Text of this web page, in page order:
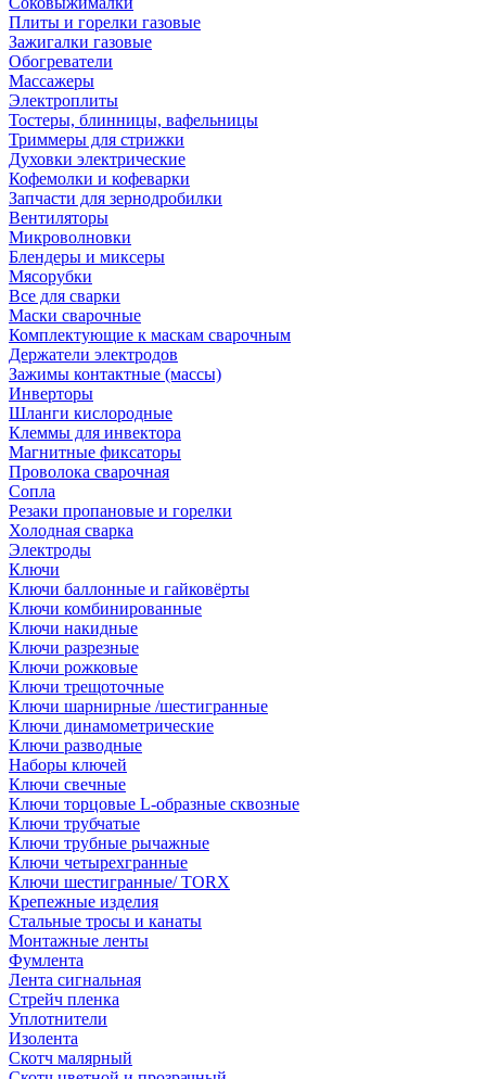
Плиты и горелки газовые
Зажигалки газовые
Обогреватели
Массажеры
Электроплиты
Тостеры, блинницы, вафельницы
Триммеры для стрижки
Духовки электрические
Кофемолки и кофеварки
Запчасти для зернодробилки
Вентиляторы
Микроволновки
Блендеры и миксеры
Мясорубки
Все для сварки
Маски сварочные
Комплектующие к маскам сварочным
Держатели электродов
Зажимы контактные (массы)
Инверторы
Шланги кислородные
Клеммы для инвектора
Магнитные фиксаторы
Проволока сварочная
Сопла
Резаки пропановые и горелки
Холодная сварка
Электроды
Ключи
Ключи баллонные и гайковёрты
Ключи комбинированные
Ключи накидные
Ключи разрезные
Ключи рожковые
Ключи трещоточные
Ключи шарнирные /шестигранные
Ключи динамометрические
Ключи разводные
Наборы ключей
Ключи свечные
Ключи торцовые L-образные сквозные
Ключи трубчатые
Ключи трубные рычажные
Ключи четырехгранные
Ключи шестигранные/ TORX
Крепежные изделия
Стальные тросы и канаты
Монтажные ленты
Фумлента
Лента сигнальная
Стрейч пленка
Уплотнители
Изолента
Скотч малярный